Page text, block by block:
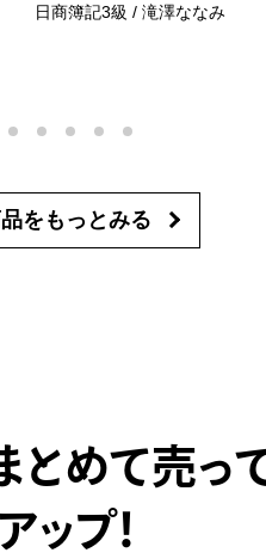
日商簿記3級 / 滝澤ななみ
を もっとみる
とめて売っ
ップ！